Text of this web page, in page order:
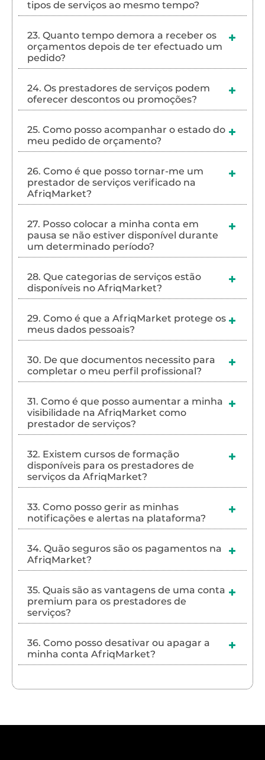
tipos de serviços ao mesmo tempo?
23. Quanto tempo demora a receber os
orçamentos depois de ter efectuado um
pedido?
24. Os prestadores de serviços podem
oferecer descontos ou promoções?
25. Como posso acompanhar o estado do
meu pedido de orçamento?
26. Como é que posso tornar-me um
prestador de serviços verificado na
AfriqMarket?
27. Posso colocar a minha conta em
pausa se não estiver disponível durante
um determinado período?
28. Que categorias de serviços estão
disponíveis no AfriqMarket?
29. Como é que a AfriqMarket protege os
meus dados pessoais?
30. De que documentos necessito para
completar o meu perfil profissional?
31. Como é que posso aumentar a minha
visibilidade na AfriqMarket como
prestador de serviços?
32. Existem cursos de formação
disponíveis para os prestadores de
serviços da AfriqMarket?
33. Como posso gerir as minhas
notificações e alertas na plataforma?
34. Quão seguros são os pagamentos na
AfriqMarket?
35. Quais são as vantagens de uma conta
premium para os prestadores de
serviços?
36. Como posso desativar ou apagar a
minha conta AfriqMarket?